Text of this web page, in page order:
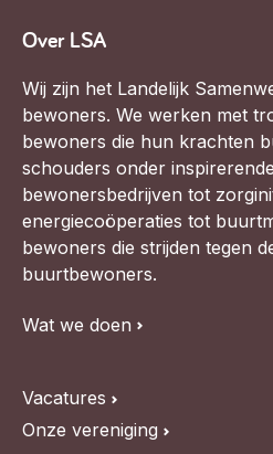
Over LSA
Wij zijn het Landelijk
bewoners. We werken met
bewoners die hun krachten
schouders onder
bewonersbedrijven tot
energiecoöperaties tot
bewoners die strijden tegen
buurtbewoners.
Wat we doen
Vacatures
Onze vereniging